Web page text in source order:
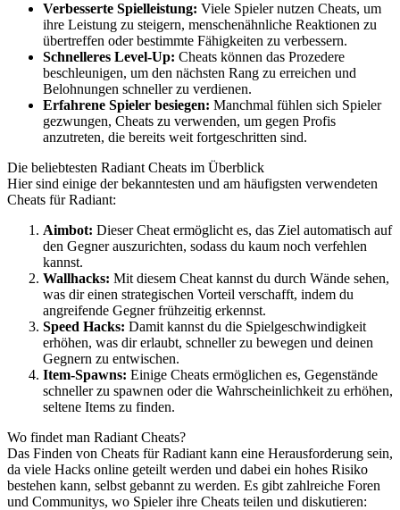
Verbesserte Spielleistung: Viele Spieler nutzen Cheats, um
ihre Leistung zu steigern, menschenähnliche Reaktionen zu
übertreffen oder bestimmte Fähigkeiten zu verbessern.
Schnelleres Level-Up: Cheats können das Prozedere
beschleunigen, um den nächsten Rang zu erreichen und
Belohnungen schneller zu verdienen.
Erfahrene Spieler besiegen: Manchmal fühlen sich Spieler
gezwungen, Cheats zu verwenden, um gegen Profis
anzutreten, die bereits weit fortgeschritten sind.
Die beliebtesten Radiant Cheats im Überblick
Hier sind einige der bekanntesten und am häufigsten verwendeten
Cheats für Radiant:
Aimbot: Dieser Cheat ermöglicht es, das Ziel automatisch auf
den Gegner auszurichten, sodass du kaum noch verfehlen
kannst.
Wallhacks: Mit diesem Cheat kannst du durch Wände sehen,
was dir einen strategischen Vorteil verschafft, indem du
angreifende Gegner frühzeitig erkennst.
Speed Hacks: Damit kannst du die Spielgeschwindigkeit
erhöhen, was dir erlaubt, schneller zu bewegen und deinen
Gegnern zu entwischen.
Item-Spawns: Einige Cheats ermöglichen es, Gegenstände
schneller zu spawnen oder die Wahrscheinlichkeit zu erhöhen,
seltene Items zu finden.
Wo findet man Radiant Cheats?
Das Finden von Cheats für Radiant kann eine Herausforderung sein,
da viele Hacks online geteilt werden und dabei ein hohes Risiko
bestehen kann, selbst gebannt zu werden. Es gibt zahlreiche Foren
und Communitys, wo Spieler ihre Cheats teilen und diskutieren: